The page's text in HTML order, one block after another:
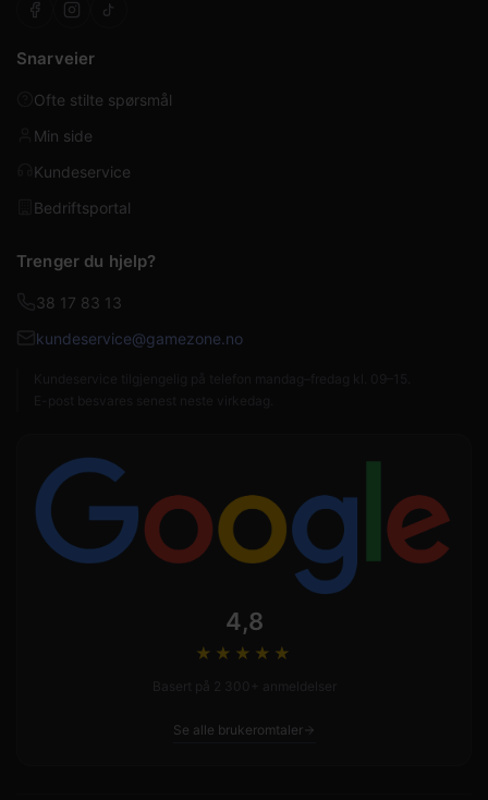
Snarveier
Ofte stilte spørsmål
Min side
Kundeservice
Bedriftsportal
Trenger du hjelp?
38 17 83 13
kundeservice@gamezone.no
4,8
★★★★ ★
Se alle brukeromtaler